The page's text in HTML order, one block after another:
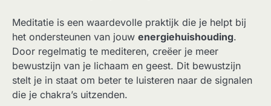
Meditatie is een waardevolle praktijk die je helpt bij
het ondersteunen van jouw energiehuishouding.
Door regelmatig te mediteren, creëer je meer
bewustzijn van je lichaam en geest. Dit bewustzijn
stelt je in staat om beter te luisteren naar de signalen
die je chakra’s uitzenden.